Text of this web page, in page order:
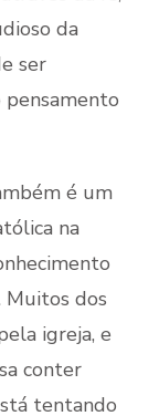
da
ser
é um
na
Muitos dos
igreja, e
conter
tentando